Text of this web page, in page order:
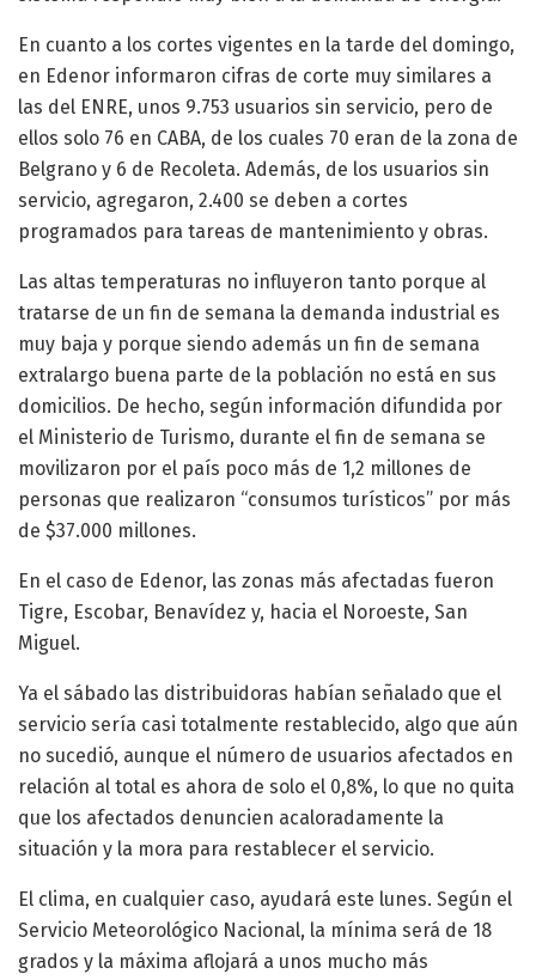
En cuanto a los cortes vigentes en la tarde del domingo,
en Edenor informaron cifras de corte muy similares a
las del ENRE, unos 9.753 usuarios sin servicio, pero de
ellos solo 76 en CABA, de los cuales 70 eran de la zona de
Belgrano y 6 de Recoleta. Además, de los usuarios sin
servicio, agregaron, 2.400 se deben a cortes
programados para tareas de mantenimiento y obras.
Las altas temperaturas no influyeron tanto porque al
tratarse de un fin de semana la demanda industrial es
muy baja y porque siendo además un fin de semana
extralargo buena parte de la población no está en sus
domicilios. De hecho, según información difundida por
el Ministerio de Turismo, durante el fin de semana se
movilizaron por el país poco más de 1,2 millones de
personas que realizaron “consumos turísticos” por más
de $37.000 millones.
En el caso de Edenor, las zonas más afectadas fueron
Tigre, Escobar, Benavídez y, hacia el Noroeste, San
Miguel.
Ya el sábado las distribuidoras habían señalado que el
servicio sería casi totalmente restablecido, algo que aún
no sucedió, aunque el número de usuarios afectados en
relación al total es ahora de solo el 0,8%, lo que no quita
que los afectados denuncien acaloradamente la
situación y la mora para restablecer el servicio.
El clima, en cualquier caso, ayudará este lunes. Según el
Servicio Meteorológico Nacional, la mínima será de 18
grados y la máxima aflojará a unos mucho más